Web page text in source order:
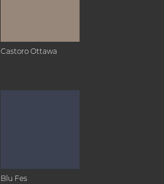
Castoro Ottawa
Blu Fes